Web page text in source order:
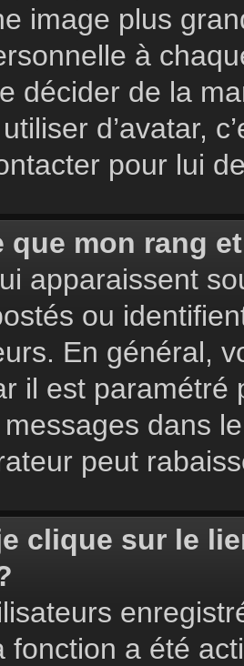
image plus
à
décider de la
d’avatar,
pour lui
que mon rang
apparaissent
ou
En général,
il est
dans
peut
clique sur le
fonction a été